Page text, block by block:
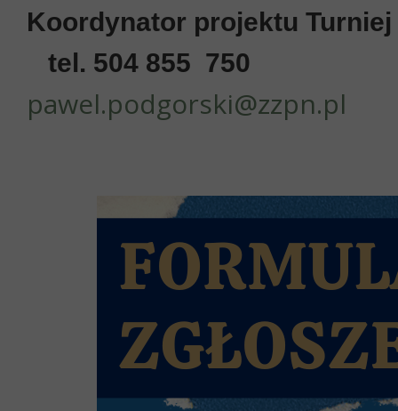
Koordynator projektu
tel. 504 855 750
pawel.podgorski@zzpn.pl